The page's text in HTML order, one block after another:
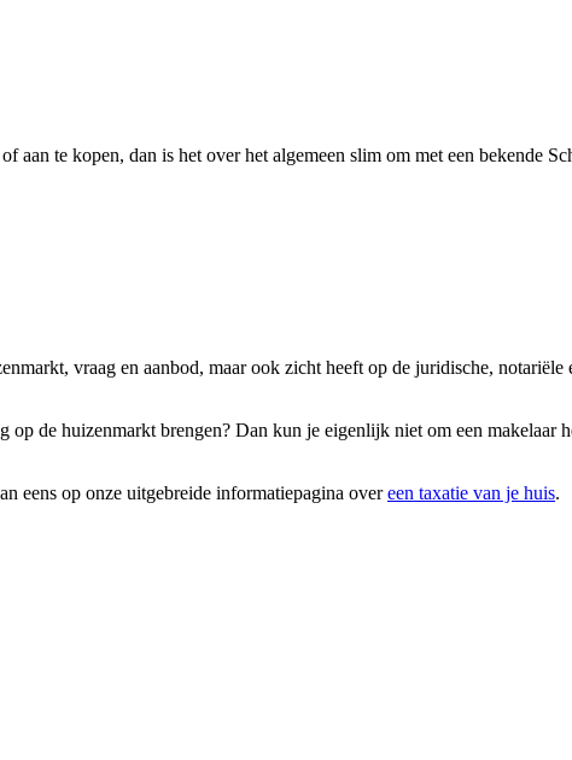
te kopen, dan is het over het algemeen slim om met een bekende
vraag en aanbod, maar ook zicht heeft op de juridische,
de huizenmarkt brengen? Dan kun je eigenlijk niet om een makelaar
eens op onze uitgebreide informatiepagina overeen taxatie van je huis.